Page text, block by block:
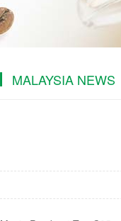
MALAYSIA NEWS